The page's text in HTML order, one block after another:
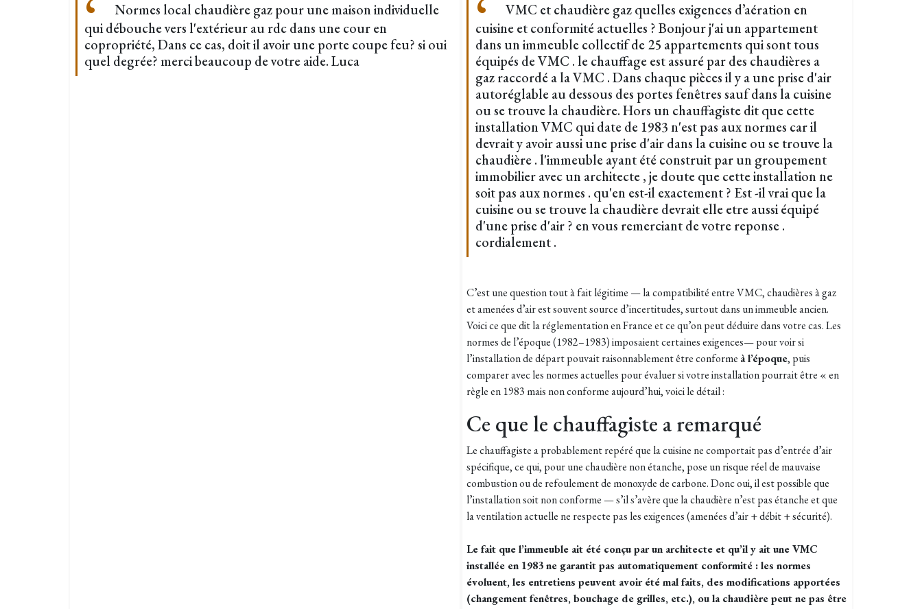
Normes local chaudière gaz pour une maison individuelle
qui débouche vers l'extérieur au rdc dans une cour en
copropriété, Dans ce cas, doit il avoir une porte coupe feu? si oui
quel degrée? merci beaucoup de votre aide. Luca
VMC et chaudière gaz quelles exigences d’aération en
cuisine et conformité actuelles ? Bonjour j'ai un appartement
dans un immeuble collectif de 25 appartements qui sont tous
équipés de VMC . le chauffage est assuré par des chaudières a
gaz raccordé a la VMC . Dans chaque pièces il y a une prise d'air
autoréglable au dessous des portes fenêtres sauf dans la cuisine
ou se trouve la chaudière. Hors un chauffagiste dit que cette
installation VMC qui date de 1983 n'est pas aux normes car il
devrait y avoir aussi une prise d'air dans la cuisine ou se trouve la
chaudière . l'immeuble ayant été construit par un groupement
immobilier avec un architecte , je doute que cette installation ne
soit pas aux normes . qu'en est-il exactement ? Est -il vrai que la
cuisine ou se trouve la chaudière devrait elle etre aussi équipé
d'une prise d'air ? en vous remerciant de votre reponse .
cordialement .
C’est une question tout à fait légitime — la compatibilité entre VMC, chaudières à gaz
et amenées d’air est souvent source d’incertitudes, surtout dans un immeuble ancien.
Voici ce que dit la réglementation en France et ce qu’on peut déduire dans votre cas. Les
normes de l’époque (1982–1983) imposaient certaines exigences— pour voir si
l’installation de départ pouvait raisonnablement être conforme à l’époque, puis
comparer avec les normes actuelles pour évaluer si votre installation pourrait être « en
règle en 1983 mais non conforme aujourd’hui, voici le détail :
Ce que le chauffagiste a remarqué
Le chauffagiste a probablement repéré que la cuisine ne comportait pas d’entrée d’air
spécifique, ce qui, pour une chaudière non étanche, pose un risque réel de mauvaise
combustion ou de refoulement de monoxyde de carbone. Donc oui, il est possible que
l’installation soit non conforme — s’il s’avère que la chaudière n’est pas étanche et que
la ventilation actuelle ne respecte pas les exigences (amenées d’air + débit + sécurité).
Le fait que l’immeuble ait été conçu par un architecte et qu’il y ait une VMC
installée en 1983 ne garantit pas automatiquement conformité : les normes
évoluent, les entretiens peuvent avoir été mal faits, des modifications apportées
(changement fenêtres, bouchage de grilles, etc.), ou la chaudière peut ne pas être